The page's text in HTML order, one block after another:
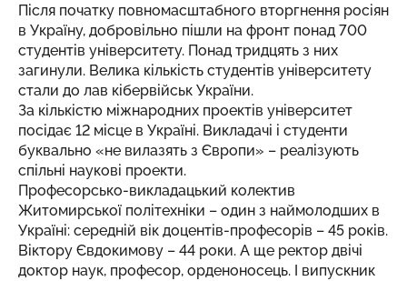
Після початку повномасштабного вторгнення росіян
в Україну, добровільно пішли на фронт понад 700
студентів університету. Понад тридцять з них
загинули. Велика кількість студентів університету
стали до лав кібервійськ України.
За кількістю міжнародних проектів університет
посідає 12 місце в Україні. Викладачі і студенти
буквально «не вилазять з Європи» – реалізують
спільні наукові проекти.
Професорсько-викладацький колектив
Житомирської політехніки – один з наймолодших в
Україні: середній вік доцентів-професорів – 45 років.
Віктору Євдокимову – 44 роки. А ще ректор двічі
доктор наук, професор, орденоносець. І випускник